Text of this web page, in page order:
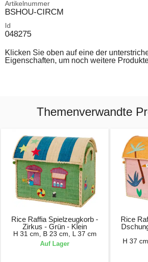
Artikelnummer
BSHOU-CIRCM
Id
048275
Klicken Sie oben auf eine der
Eigenschaften, um noch weitere
Themenverwandte
Rice Raffia Spielzeugkorb -
Zirkus - Grün - Klein
H 31 cm, B 23 cm, L 37 cm
Auf Lager
Rice
H 37